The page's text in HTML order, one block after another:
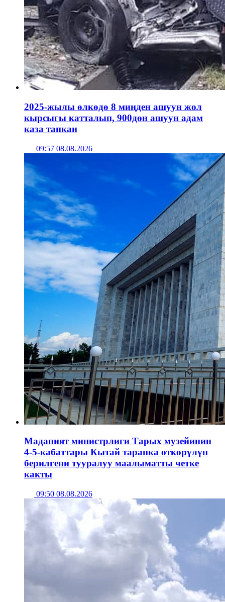
2025-жылы өлкөдө 8 миңден ашуун жол
кырсыгы катталып, 900дөн ашуун адам
каза тапкан
09:57 08.08.2026
Маданият министрлиги Тарых музейинин
4-5-кабаттары Кытай тарапка өткөрүлүп
берилгени тууралуу маалыматты четке
какты
09:50 08.08.2026